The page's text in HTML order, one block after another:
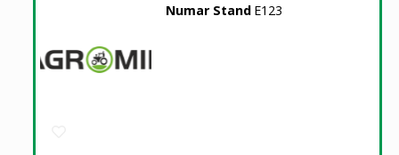
Numar Stand E123